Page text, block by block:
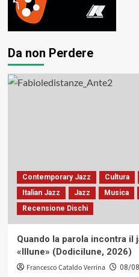
Da non Perdere
Contemporary Jazz Cultura
Italian Jazz
Jazz Musica
Recensione Dischi
Quando la parola incontra
«Illune» (Dodicilune, 2026)
Francesco Cataldo Verrina 08/